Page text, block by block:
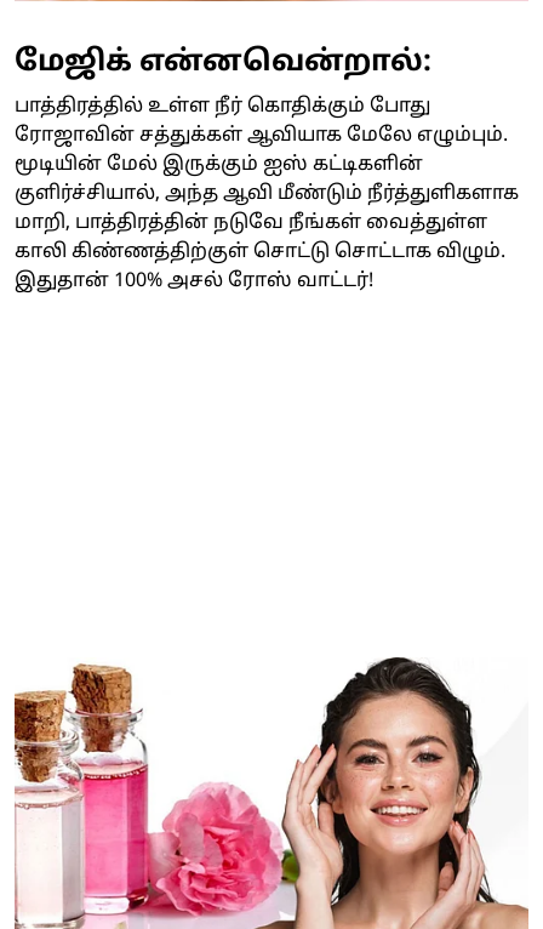
மேஜிக் என்னவென்றால்:
பாத்திரத்தில் உள்ள நீர் கொதிக்கும் போது
ரோஜாவின் சத்துக்கள் ஆவியாக மேலே எழும்பும்.
மூடியின் மேல் இருக்கும் ஐஸ் கட்டிகளின்
குளிர்ச்சியால், அந்த ஆவி மீண்டும் நீர்த்துளிகளாக
மாறி, பாத்திரத்தின் நடுவே நீங்கள் வைத்துள்ள
காலி கிண்ணத்திற்குள் சொட்டு சொட்டாக விழும்.
இதுதான் 100% அசல் ரோஸ் வாட்டர்!